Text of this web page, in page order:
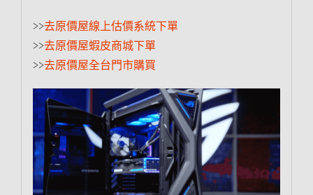
>>去原價屋線上估價系統下單
>>去原價屋蝦皮商城下單
>>去原價屋全台門市購買